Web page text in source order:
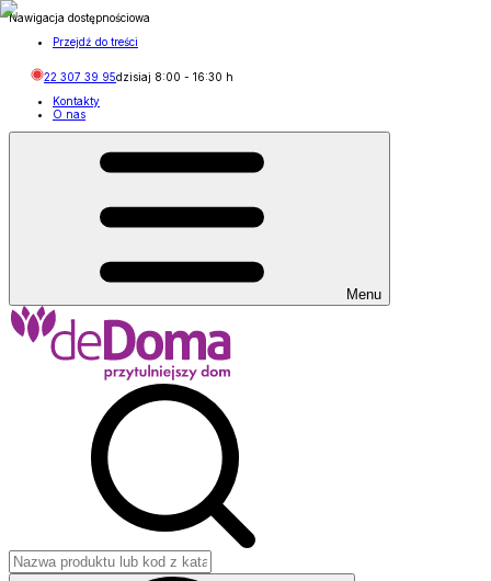
Nawigacja dostępnościowa
Przejdź do treści
22 307 39 95dzisiaj 8:00 - 16:30 h
Kontakty
O nas
Menu